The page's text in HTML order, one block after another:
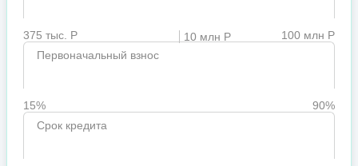
375 тыс. Р 10 млн Р
100 млн Р
Первоначальный взнос
15%
90%
Срок кредита